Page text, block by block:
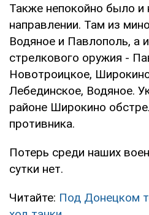
Также непокойно было и
направлении. Там из
Водяное и Павлополь, а
стрелкового оружия -
Новотроицкое,
Лебединское, Водяное.
районе Широкино
противника.
Потерь среди наших
сутки нет.
Читайте: Под Донецком